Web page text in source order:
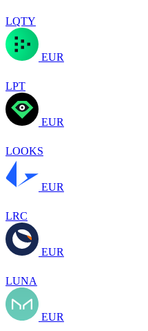
LQTY
EUR
LPT
EUR
LOOKS
EUR
LRC
EUR
LUNA
EUR